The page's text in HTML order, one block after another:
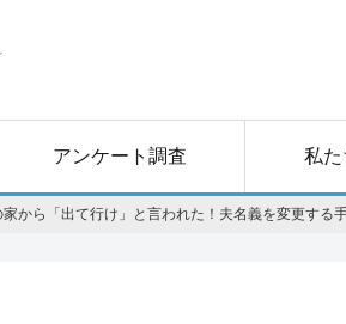
アンケート調査 私た
から「出て行け」と言われた！夫名義を変更する